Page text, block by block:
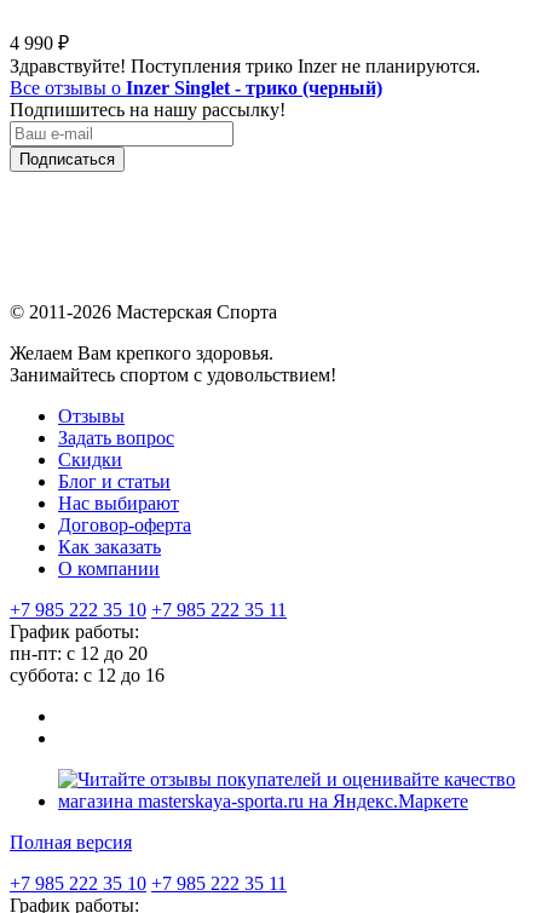
4 990 ₽
Здравствуйте! Поступления трико Inzer не планируются.
Все отзывы о Inzer Singlet - трико (черный)
Подпишитесь на нашу рассылку!
Подписаться
© 2011-2026 Мастерская Спорта
Желаем Вам крепкого здоровья.
Занимайтесь спортом с удовольствием!
Отзывы
Задать вопрос
Скидки
Блог и статьи
Нас выбирают
Договор-оферта
Как заказать
О компании
+7 985 222 35 10 +7 985 222 35 11
График работы:
пн-пт: с 12 до 20
суббота: c 12 до 16
Полная версия
+7 985 222 35 10 +7 985 222 35 11
График работы: